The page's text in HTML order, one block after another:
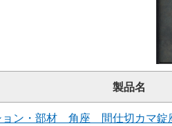
製品名
ン・部材 角座 間仕切カマ錠